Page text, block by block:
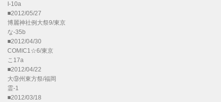
I-10a
■2012/05/27
博麗神社例大祭9/東京
な-35b
■2012/04/30
COMIC1☆6/東京
こ17a
■2012/04/22
大⑨州東方祭/福岡
霊-1
■2012/03/18